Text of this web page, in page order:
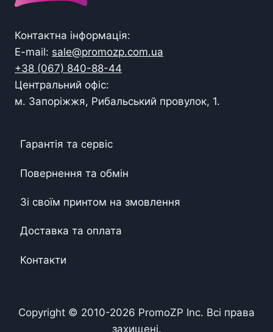
Контактна інформація:
E-mail: sale@promozp.com.ua
+38 (067) 840-88-44
Центральний офіс:
м. Запоріжжя, Рибальський провулок, 1.
Гарантія та сервіс
Повернення та обмін
Зі своїм принтом на змовлення
Доставка та оплата
Контакти
Copyright © 2010-2026 PromoZP Inc. Всі права
захищені.